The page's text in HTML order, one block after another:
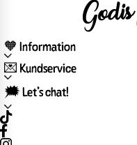
🧡 Information
💌 Kundservice
🗯️ Let’s chat!